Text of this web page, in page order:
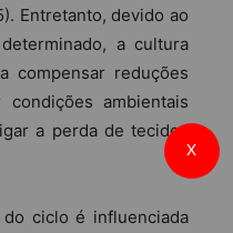
Entretanto, devido ao
a cultura
compensar reduções
ambientais
a perda de tecidos
ciclo é influenciada
X